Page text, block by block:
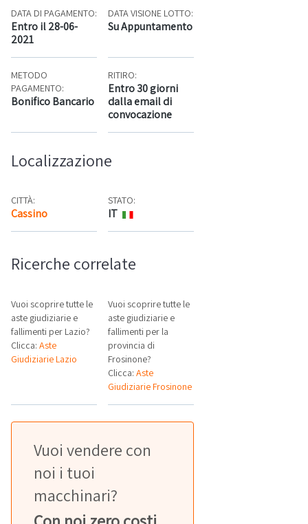
DATA DI PAGAMENTO:
Entro il 28-06-
2021
DATA VISIONE LOTTO:
Su Appuntamento
METODO
PAGAMENTO:
Bonifico Bancario
RITIRO:
Entro 30 giorni
dalla email di
convocazione
Localizzazione
CITTÀ:
Cassino Mappa
STATO:
IT
Ricerche correlate
Vuoi scoprire tutte le
aste giudiziarie e
fallimenti per Lazio?
Clicca: Aste
Giudiziarie Lazio
Vuoi scoprire tutte le
aste giudiziarie e
fallimenti per la
provincia di
Frosinone?
Clicca:Aste
Giudiziarie Frosinone
Vuoi vendere con
noi i tuoi
macchinari?